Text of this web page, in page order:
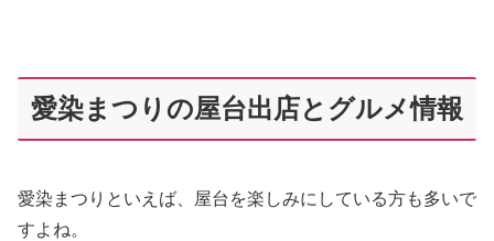
愛染まつりの屋台出店とグルメ情報
愛染まつりといえば、屋台を楽しみにしている方も多いで
すよね。